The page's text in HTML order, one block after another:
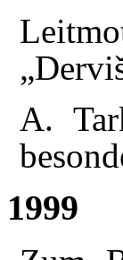
A.
1999